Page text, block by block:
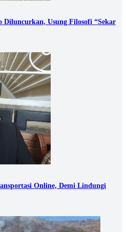
Diluncurkan, Usung Filosofi “Sekar
Online, Demi Lindungi